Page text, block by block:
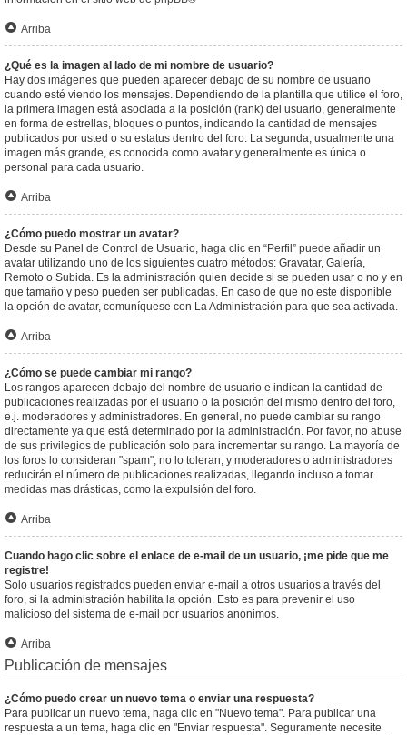
Arriba
¿Qué es la imagen al lado de mi nombre de usuario?
Hay dos imágenes que pueden aparecer debajo de su nombre de usuario
cuando esté viendo los mensajes. Dependiendo de la plantilla que utilice el foro,
la primera imagen está asociada a la posición (rank) del usuario, generalmente
en forma de estrellas, bloques o puntos, indicando la cantidad de mensajes
publicados por usted o su estatus dentro del foro. La segunda, usualmente una
imagen más grande, es conocida como avatar y generalmente es única o
personal para cada usuario.
Arriba
¿Cómo puedo mostrar un avatar?
Desde su Panel de Control de Usuario, haga clic en “Perfil” puede añadir un
avatar utilizando uno de los siguientes cuatro métodos: Gravatar, Galería,
Remoto o Subida. Es la administración quien decide si se pueden usar o no y en
que tamaño y peso pueden ser publicadas. En caso de que no este disponible
la opción de avatar, comuníquese con La Administración para que sea activada.
Arriba
¿Cómo se puede cambiar mi rango?
Los rangos aparecen debajo del nombre de usuario e indican la cantidad de
publicaciones realizadas por el usuario o la posición del mismo dentro del foro,
e.j. moderadores y administradores. En general, no puede cambiar su rango
directamente ya que está determinado por la administración. Por favor, no abuse
de sus privilegios de publicación solo para incrementar su rango. La mayoría de
los foros lo consideran "spam", no lo toleran, y moderadores o administradores
reducirán el número de publicaciones realizadas, llegando incluso a tomar
medidas mas drásticas, como la expulsión del foro.
Arriba
Cuando hago clic sobre el enlace de e-mail de un usuario, ¡me pide que me
registre!
Solo usuarios registrados pueden enviar e-mail a otros usuarios a través del
foro, si la administración habilita la opción. Esto es para prevenir el uso
malicioso del sistema de e-mail por usuarios anónimos.
Arriba
Publicación de mensajes
¿Cómo puedo crear un nuevo tema o enviar una respuesta?
Para publicar un nuevo tema, haga clic en "Nuevo tema". Para publicar una
respuesta a un tema, haga clic en "Enviar respuesta". Seguramente necesite